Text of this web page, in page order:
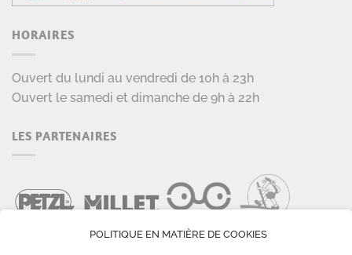
HORAIRES
Ouvert du lundi au vendredi de 10h à 23h
Ouvert le samedi et dimanche de 9h à 22h
LES PARTENAIRES
POLITIQUE EN MATIÈRE DE COOKIES